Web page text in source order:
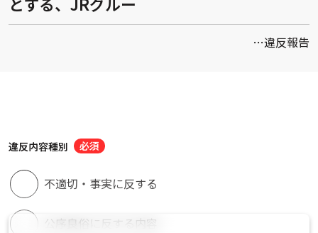
…違反報告
違反内容種別
不適切・事実に反する
公序良俗に反する内容